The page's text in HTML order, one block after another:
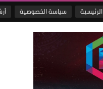
الرئيسية سياسة الخصوصية